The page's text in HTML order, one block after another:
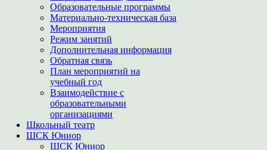
Образовательные программы
Материально-техническая база
Мероприятия
Режим занятий
Дополнительная информация
Обратная связь
План мероприятий на
учебный год
Взаимодействие с
образовательными
организациями
Школьный театр
ШСК Юниор
ШСК Юниор